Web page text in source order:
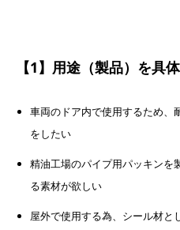
【1】用途（製品）を具
車両のドア内で使用するため、
をしたい
精油工場のパイプ用パッキンを
る素材が欲しい
屋外で使用する為、シール材と